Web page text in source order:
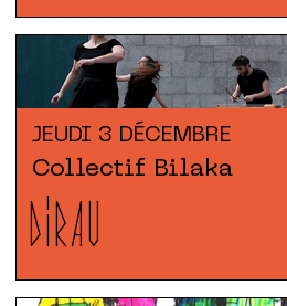
JEUDI 3 DÉCEMBRE
DIRAU
Collectif Bilaka